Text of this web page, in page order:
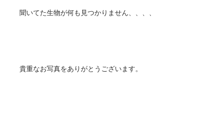
聞いてた生物が何も見つかりません、、、、
貴重なお写真をありがとうございます。